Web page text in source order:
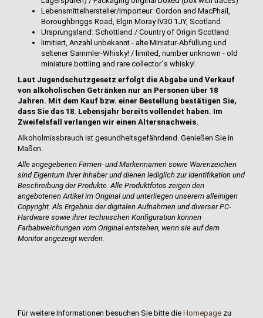
Lebensmittelhersteller/Importeur: Gordon and MacPhail,
Boroughbriggs Road, Elgin Moray IV30 1JY, Scotland
Ursprungsland: Schottland / Country of Origin Scotland
limitiert, Anzahl unbekannt - alte Miniatur-Abfüllung und
seltener Sammler-Whisky! / limited, number unknown - old
miniature bottling and rare collector´s whisky!
Laut Jugendschutzgesetz erfolgt die Abgabe und Verkauf
von alkoholischen Getränken nur an Personen über 18
Jahren. Mit dem Kauf bzw. einer Bestellung bestätigen Sie,
dass Sie das 18. Lebensjahr bereits vollendet haben. Im
Zweifelsfall verlangen wir einen Altersnachweis.
Alkoholmissbrauch ist gesundheitsgefährdend. Genießen Sie in
Maßen.
Alle angegebenen Firmen- und Markennamen sowie Warenzeichen
sind Eigentum Ihrer Inhaber und dienen lediglich zur Identifikation und
Beschreibung der Produkte.Alle Produktfotos zeigen den
angebotenen Artikel im Original und unterliegen unserem alleinigen
Copyright. Als Ergebnis der digitalen Aufnahmen und diverser PC-
Hardware sowie ihrer technischen Konfiguration können
Farbabweichungen vom Original entstehen, wenn sie auf dem
Monitor angezeigt werden.
Für weitere Informationen besuchen Sie bitte die Homepage zu